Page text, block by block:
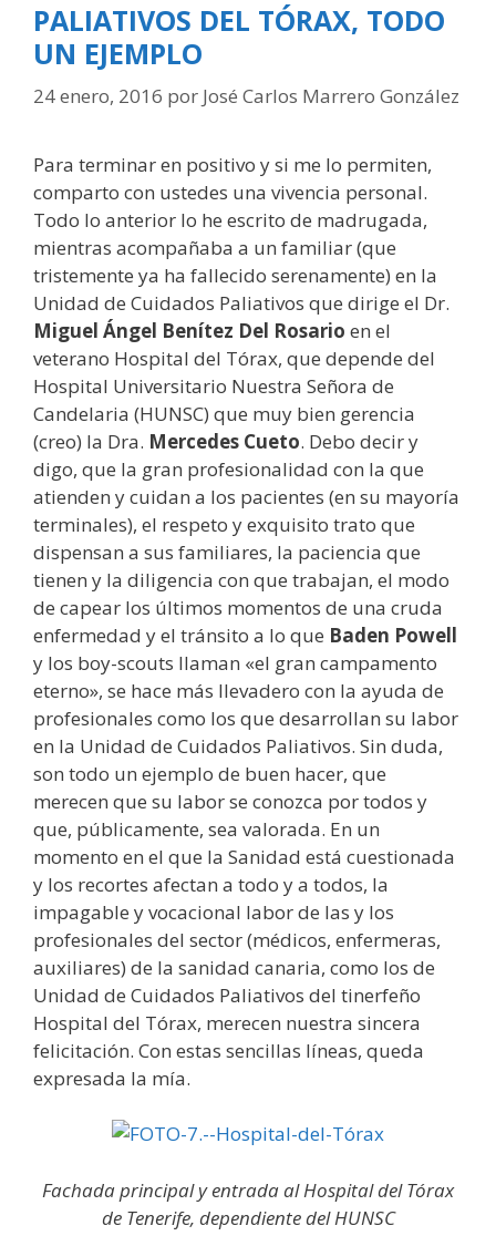
PALIATIVOS DEL TÓRAX, TODO
UN EJEMPLO
24 enero, 2016 por José Carlos Marrero González
Para terminar en positivo y si me lo permiten,
comparto con ustedes una vivencia personal.
Todo lo anterior lo he escrito de madrugada,
mientras acompañaba a un familiar (que
tristemente ya ha fallecido serenamente) en la
Unidad de Cuidados Paliativos que dirige el Dr.
Miguel Ángel Benítez Del Rosario en el
veterano Hospital del Tórax, que depende del
Hospital Universitario Nuestra Señora de
Candelaria (HUNSC) que muy bien gerencia
(creo) la Dra. Mercedes Cueto. Debo decir y
digo, que la gran profesionalidad con la que
atienden y cuidan a los pacientes (en su mayoría
terminales), el respeto y exquisito trato que
dispensan a sus familiares, la paciencia que
tienen y la diligencia con que trabajan, el modo
de capear los últimos momentos de una cruda
enfermedad y el tránsito a lo que Baden Powell
y los boy-scouts llaman «el gran campamento
eterno», se hace más llevadero con la ayuda de
profesionales como los que desarrollan su labor
en la Unidad de Cuidados Paliativos. Sin duda,
son todo un ejemplo de buen hacer, que
merecen que su labor se conozca por todos y
que, públicamente, sea valorada. En un
momento en el que la Sanidad está cuestionada
y los recortes afectan a todo y a todos, la
impagable y vocacional labor de las y los
profesionales del sector (médicos, enfermeras,
auxiliares) de la sanidad canaria, como los de
Unidad de Cuidados Paliativos del tinerfeño
Hospital del Tórax, merecen nuestra sincera
felicitación. Con estas sencillas líneas, queda
expresada la mía.
Fachada principal y entrada al Hospital del Tórax
de Tenerife, dependiente del HUNSC